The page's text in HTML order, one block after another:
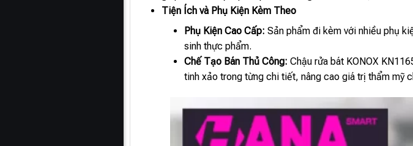
Tiện Ích và Phụ Kiện Kèm Theo
Phụ Kiện Cao Cấp: Sản phẩm đi kèm với nhiều phụ
sinh thực phẩm.
Chế Tạo Bán Thủ Công: Chậu rửa bát KONOX
tinh xảo trong từng chi tiết, nâng cao giá trị thẩm mỹ